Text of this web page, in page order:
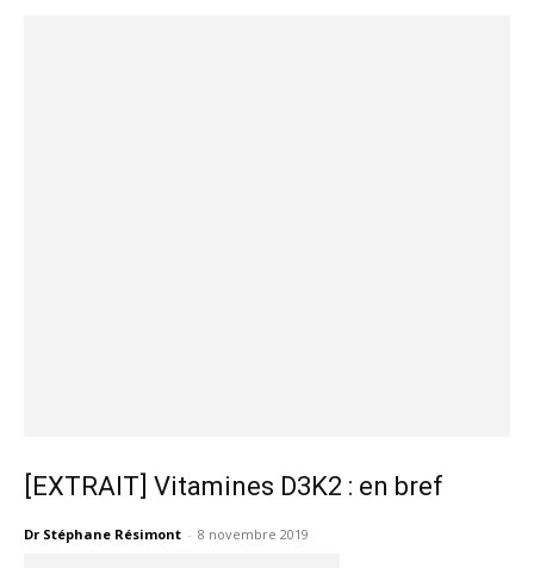
[EXTRAIT] Vitamines D3K2 : en bref
Dr Stéphane Résimont - 8 novembre 2019